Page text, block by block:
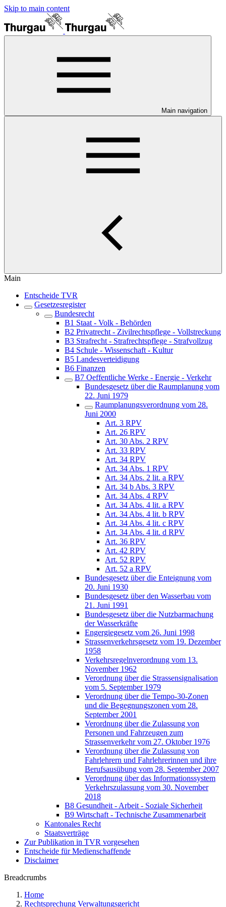
Skip to main content
Main navigation
Main
Entscheide TVR
Gesetzesregister
Bundesrecht
B1 Staat - Volk - Behörden
B2 Privatrecht - Zivilrechtspflege - Vollstreckung
B3 Strafrecht - Strafrechtspflege - Strafvollzug
B4 Schule - Wissenschaft - Kultur
B5 Landesverteidigung
B6 Finanzen
B7 Oeffentliche Werke - Energie - Verkehr
Bundesgesetz über die Raumplanung vom
22. Juni 1979
Raumplanungsverordnung vom 28.
Juni 2000
Art. 3 RPV
Art. 26 RPV
Art. 30 Abs. 2 RPV
Art. 33 RPV
Art. 34 RPV
Art. 34 Abs. 1 RPV
Art. 34 Abs. 2 lit. a RPV
Art. 34 b Abs. 3 RPV
Art. 34 Abs. 4 RPV
Art. 34 Abs. 4 lit. a RPV
Art. 34 Abs. 4 lit. b RPV
Art. 34 Abs. 4 lit. c RPV
Art. 34 Abs. 4 lit. d RPV
Art. 36 RPV
Art. 42 RPV
Art. 52 RPV
Art. 52 a RPV
Bundesgesetz über die Enteignung vom
20. Juni 1930
Bundesgesetz über den Wasserbau vom
21. Juni 1991
Bundesgesetz über die Nutzbarmachung
der Wasserkräfte
Engergiegesetz vom 26. Juni 1998
Strassenverkehrsgesetz vom 19. Dezember
1958
Verkehrsregelnverordnung vom 13.
November 1962
Verordnung über die Strassensignalisation
vom 5. September 1979
Verordnung über die Tempo-30-Zonen
und die Begegnungszonen vom 28.
September 2001
Verordnung über die Zulassung von
Personen und Fahrzeugen zum
Strassenverkehr vom 27. Oktober 1976
Verordnung über die Zulassung von
Fahrlehrern und Fahrlehrerinnen und ihre
Berufsausübung vom 28. September 2007
Verordnung über das Informationssystem
Verkehrszulassung vom 30. November
2018
B8 Gesundheit - Arbeit - Soziale Sicherheit
B9 Wirtschaft - Technische Zusammenarbeit
Kantonales Recht
Staatsverträge
Zur Publikation in TVR vorgesehen
Entscheide für Medienschaffende
Disclaimer
Breadcrumbs
Home
Rechtsprechung Verwaltungsgericht